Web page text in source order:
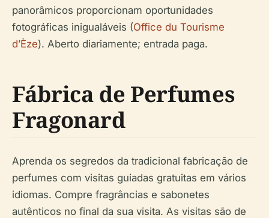
panorâmicos proporcionam oportunidades
fotográficas inigualáveis (Office du Tourisme
d’Èze). Aberto diariamente; entrada paga.
Fábrica de Perfumes
Fragonard
Aprenda os segredos da tradicional fabricação de
perfumes com visitas guiadas gratuitas em vários
idiomas. Compre fragrâncias e sabonetes
autênticos no final da sua visita. As visitas são de